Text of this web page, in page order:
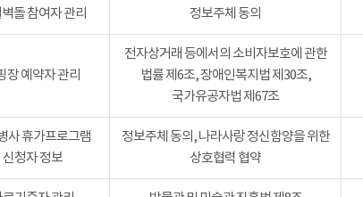
돌 참여자 관리 정보주체 동의
장 예약자 관리
전자상거래 등에서의 소비자보호에 관한
법률 제6조, 장애인복지법 제30조,
국가유공자법 제67조
사 휴가프로그램
신청자 정보
정보주체 동의, 나라사랑 정신함양을 위한
상호협력 협약